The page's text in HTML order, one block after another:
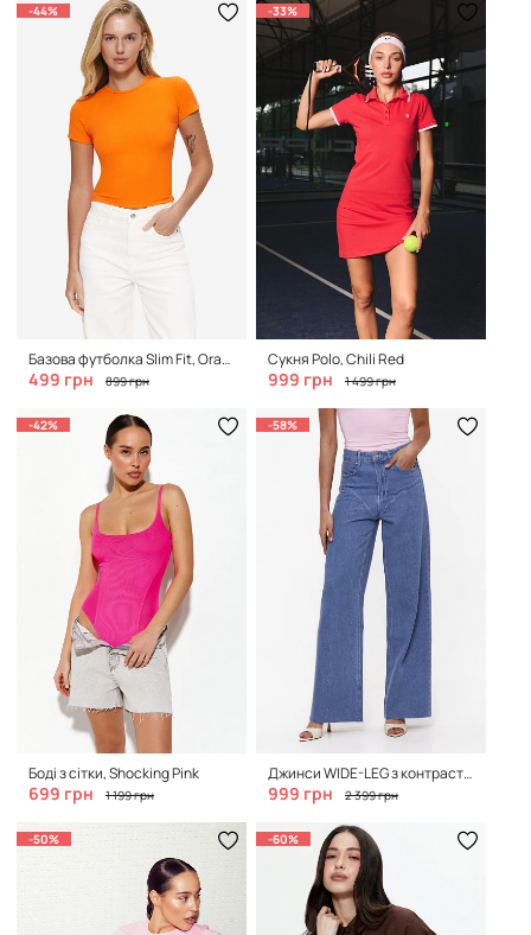
-44%
Базова футболка Slim Fit, Orange
499 грн 899 грн
-33%
Сукня Polo, Chili Red
999 грн 1 499 грн
-42%
Боді з сітки, Shocking Pink
699 грн 1 199 грн
-58%
Джинси WIDE-LEG з контрастними швами, Soft Indigo
999 грн 2 399 грн
-50% -60%